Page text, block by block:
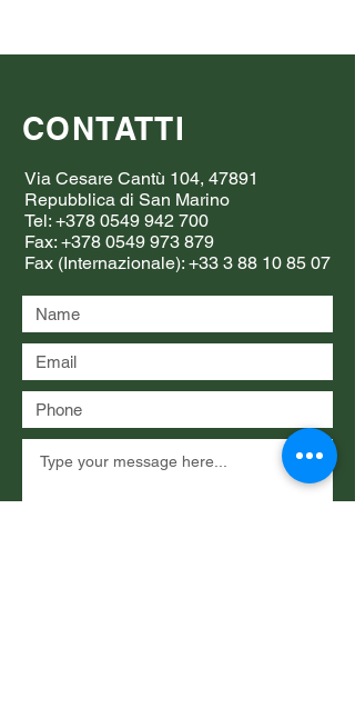
Casa Bianca
CONTATTI
Via Cesare Cantù 104, 47891
Repubblica di San Marino
Tel: +378 0549 942 700
Fax: +378 0549 973 879
Fax (Internazionale): +33 3 88 10 85 07